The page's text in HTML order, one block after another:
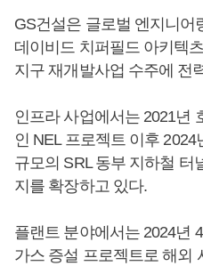
GS건설은 글로벌 엔지니어
데이비드 치퍼필드 아키텍
지구 재개발사업 수주에 전
인프라 사업에서는 2021년
인 NEL 프로젝트 이후
규모의 SRL 동부 지하철 터
지를 확장하고 있다.
플랜트 분야에서는 2024년
가스 증설 프로젝트로 해외